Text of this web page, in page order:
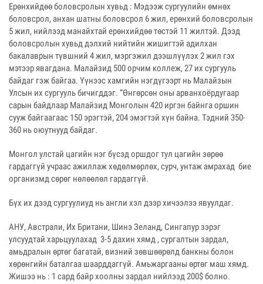
Ерөнхийдөө боловсролын хувьд : Мэдээж сургуулийн өмнөх
боловсрол, анхан шатны боловсрол 6 жил, ерөнхий боловсролын
5 жил, нийлээд манайхтай ерөнхийдөө төстэй 11 жилтэй. Дээд
боловсролын хувьд дэлхий нийтийн жишигтэй адилхан
бакалаврын түвшний 4 жил, мэргэжил дээшлүүлэх 2 жил гэх
мэтээр явагдана. Малайзид 500 орчим кол­леж, 27 их сургууль
байдаг гэж байгаа. Үүнээс хамгийн нэг­дү­гээрт нь Малайзын
Улсын их сургууль бичигддэг. “Өнгөр­сөн оны арванхоёрдугаар
сарын байдлаар Малайзид Монголын 420 иргэн байнга оршин
сууж байгаагаас 150 эрэгтэй, 204 эмэгтэй хүн байна. Тэдний 350-
360 нь оюутнууд байдаг.
Монгол улстай цагийн нэг бүсэд оршдог тул цагийн зөрөө
гардаггүй учраас ажиллаж хөдөлмөрлөх, сурч, унтаж амрахад бие
организмд сөрөг нөлөөлөл гардаггүй.
Бүх их дээд сургуулиуд нь англи хэл дээр хичээлээ явуулдаг.
АНУ, Австрали, Их Британи, Шинэ Зеланд, Сингапур зэрэг
улсуудтай харьцуулахад 3-5 дахин хямд , сургалтын зардал,
амьдралын өртөг багатай, визний зөвшөөрөлд банкны болон
хөрөнгийн баталгаа шаарддаггүй. Амьжаргааны өртөг маш хямд.
Жишээ нь : 1 сард байр хоолны зардал нийлээд 200$ болно.